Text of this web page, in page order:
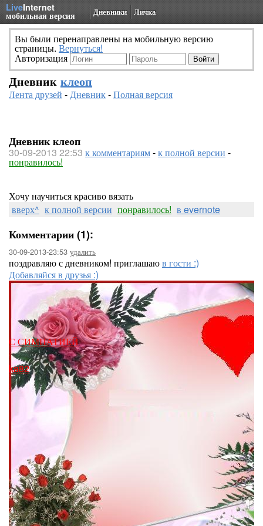
LiveInternet
мобильная версия Дневники Личка
Вы были перенаправлены на мобильную версию
страницы. Вернуться!
Авторизация
Дневник клеоп
Лента друзей -Дневник-Полная версия
Дневник клеоп
30-09-2013 22:53 к комментариям-к полной версии -
понравилось!
Хочу научиться красиво вязать
вверх^ к полной версии понравилось! в evernote
Комментарии (1):
30-09-2013-23:53 удалить
поздравляю с дневником! приглашаюв гости :)
Добавляйся в друзья :)
С СИМПАТИЕЙ
ka82